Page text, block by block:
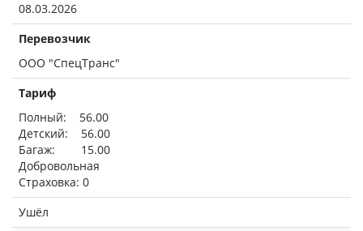
08.03.2026
Перевозчик
ООО "СпецТранс"
Тариф
Полный: 56.00
Детский: 56.00
Багаж: 15.00
Добровольная
Страховка: 0
Ушёл